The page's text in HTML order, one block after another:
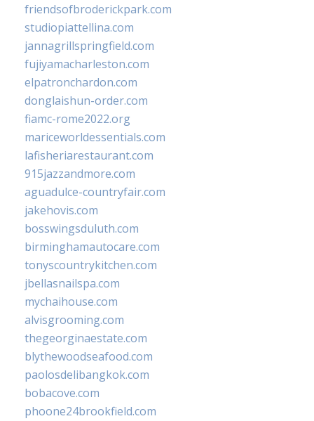
friendsofbroderickpark.com
studiopiattellina.com
jannagrillspringfield.com
fujiyamacharleston.com
elpatronchardon.com
donglaishun-order.com
fiamc-rome2022.org
mariceworldessentials.com
lafisheriarestaurant.com
915jazzandmore.com
aguadulce-countryfair.com
jakehovis.com
bosswingsduluth.com
birminghamautocare.com
tonyscountrykitchen.com
jbellasnailspa.com
mychaihouse.com
alvisgrooming.com
thegeorginaestate.com
blythewoodseafood.com
paolosdelibangkok.com
bobacove.com
phoone24brookfield.com